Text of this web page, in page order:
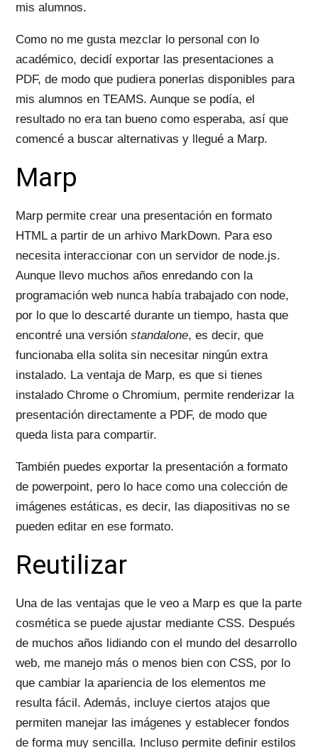
mis alumnos.
Como no me gusta mezclar lo personal con lo
académico, decidí exportar las presentaciones a
PDF, de modo que pudiera ponerlas disponibles para
mis alumnos en TEAMS. Aunque se podía, el
resultado no era tan bueno como esperaba, así que
comencé a buscar alternativas y llegué a Marp.
Marp
Marp permite crear una presentación en formato
HTML a partir de un arhivo MarkDown. Para eso
necesita interaccionar con un servidor de node.js.
Aunque llevo muchos años enredando con la
programación web nunca había trabajado con node,
por lo que lo descarté durante un tiempo, hasta que
encontré una versiónstandalone, es decir, que
funcionaba ella solita sin necesitar ningún extra
instalado. La ventaja de Marp, es que si tienes
instalado Chrome o Chromium, permite renderizar la
presentación directamente a PDF, de modo que
queda lista para compartir.
También puedes exportar la presentación a formato
de powerpoint, pero lo hace como una colección de
imágenes estáticas, es decir, las diapositivas no se
pueden editar en ese formato.
Reutilizar
Una de las ventajas que le veo a Marp es que la parte
cosmética se puede ajustar mediante CSS. Después
de muchos años lidiando con el mundo del desarrollo
web, me manejo más o menos bien con CSS, por lo
que cambiar la apariencia de los elementos me
resulta fácil. Además, incluye ciertos atajos que
permiten manejar las imágenes y establecer fondos
de forma muy sencilla. Incluso permite definir estilos